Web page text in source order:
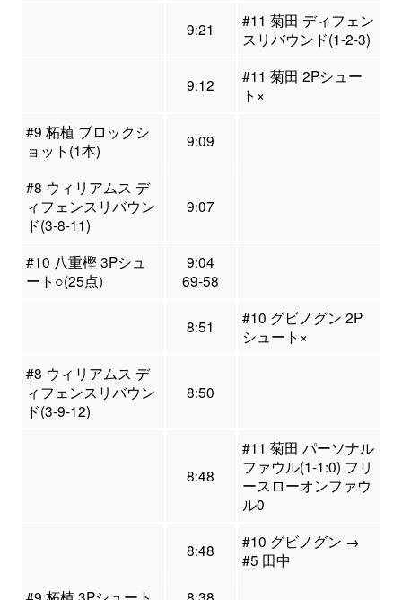
9:21
#11 菊田 ディフェン
スリバウンド(1-2-3)
9:12
#11 菊田 2Pシュー
ト×
#9 柘植 ブロックシ
ョット(1本)
9:09
#8 ウィリアムス デ
ィフェンスリバウン
ド(3-8-11)
9:07
#10 八重樫 3Pシュ
ート○(25点)
9:04
69-58
8:51
#10 グビノグン 2P
シュート×
#8 ウィリアムス デ
ィフェンスリバウン
ド(3-9-12)
8:50
8:48
#11 菊田 パーソナル
ファウル(1-1:0) フリ
ースローオンファウ
ル0
8:48
#10 グビノグン →
#5 田中